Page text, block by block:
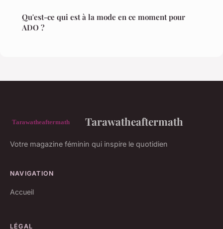
Qu'est-ce qui est à la mode en ce moment pour
ADO ?
Tarawatheaftermath
Votre magazine féminin qui inspire le quotidien
NAVIGATION
Accueil
LÉGAL